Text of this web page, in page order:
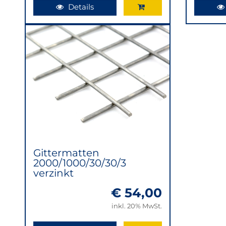
Details
den
Warenkorb
Gittermatten
2000/1000/30/30/3
verzinkt
€ 54,00
inkl. 20% MwSt.